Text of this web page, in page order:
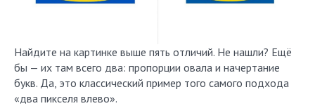
Найдите на картинке выше пять отличий. Не нашли? Ещё
бы — их там всего два: пропорции овала и начертание
букв. Да, это классический пример того самого подхода
«два пикселя влево».